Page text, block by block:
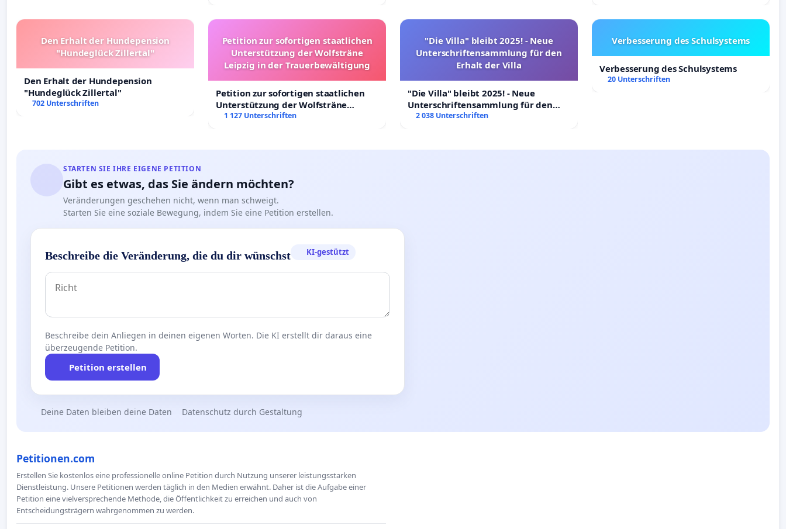
Den Erhalt der Hundepension
"Hundeglück Zillertal"
Den Erhalt der Hundepension
"Hundeglück Zillertal"
702 Unterschriften
Petition zur sofortigen staatlichen
Unterstützung der Wolfsträne
Leipzig in der Trauerbewältigung
Petition zur sofortigen staatlichen
Unterstützung der Wolfsträne
Leipzig in der Trauerbewältigung
1 127 Unterschriften
"Die Villa" bleibt 2025! - Neue
Unterschriftensammlung für den
Erhalt der Villa
"Die Villa" bleibt 2025! - Neue
Unterschriftensammlung für den
Erhalt der Villa
2 038 Unterschriften
Verbesserung des Schulsystems
Verbesserung des Schulsystems
20 Unterschriften
STARTEN SIE IHRE EIGENE PETITION
Gibt es etwas, das Sie ändern möchten?
Veränderungen geschehen nicht, wenn man schweigt.
Starten Sie eine soziale Bewegung, indem Sie eine Petition erstellen.
Beschreibe die Veränderung, die du dir wünschst KI-gestützt
Beschreibe dein Anliegen in deinen eigenen Worten. Die KI erstellt dir daraus eine
überzeugende Petition.
Petition erstellen
Deine Daten bleiben deine Daten Datenschutz durch Gestaltung
Petitionen.com
Erstellen Sie kostenlos eine professionelle online Petition durch Nutzung unserer leistungsstarken
Dienstleistung. Unsere Petitionen werden täglich in den Medien erwähnt. Daher ist die Aufgabe einer
Petition eine vielversprechende Methode, die Öffentlichkeit zu erreichen und auch von
Entscheidungsträgern wahrgenommen zu werden.